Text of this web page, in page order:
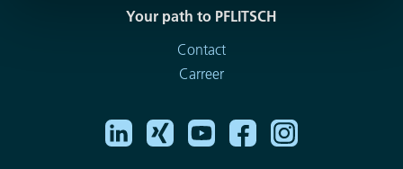
Your path to PFLITSCH
Contact
Carreer